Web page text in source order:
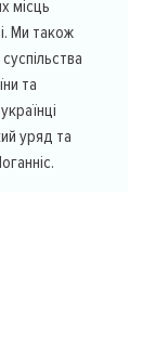
місць
Ми також
та
уряд та